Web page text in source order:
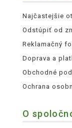
Najčastejšie
Odstúpiť od
Reklamačný
Doprava a
Obchodné
Ochrana
O